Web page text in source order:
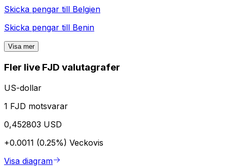
Skicka pengar till Belgien
Skicka pengar till Benin
Visa mer
Fler live FJD valutagrafer
US-dollar
1 FJD motsvarar
0,452803 USD
+0.0011 (0.25%) Veckovis
Visa diagram